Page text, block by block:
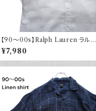
【90～00s】Ralph Lauren ラルフ
ローレン リネンシャツ 半袖 白 ホ
ワイト ポニー刺繍 CLASSICFIT
古着 ボタンダウン
¥7,980